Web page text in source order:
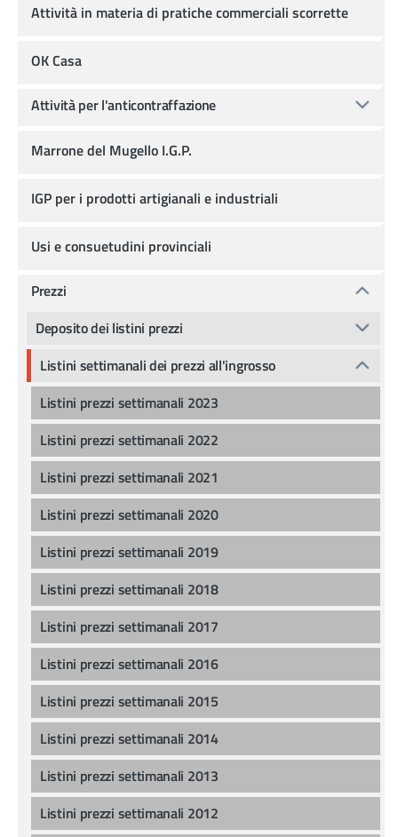
Attività in materia di pratiche commerciali scorrette
OK Casa
Attività per l'anticontraffazione
Marrone del Mugello I.G.P.
IGP per i prodotti artigianali e industriali
Usi e consuetudini provinciali
Prezzi
Deposito dei listini prezzi
Listini settimanali dei prezzi all'ingrosso
Listini prezzi settimanali 2023
Listini prezzi settimanali 2022
Listini prezzi settimanali 2021
Listini prezzi settimanali 2020
Listini prezzi settimanali 2019
Listini prezzi settimanali 2018
Listini prezzi settimanali 2017
Listini prezzi settimanali 2016
Listini prezzi settimanali 2015
Listini prezzi settimanali 2014
Listini prezzi settimanali 2013
Listini prezzi settimanali 2012